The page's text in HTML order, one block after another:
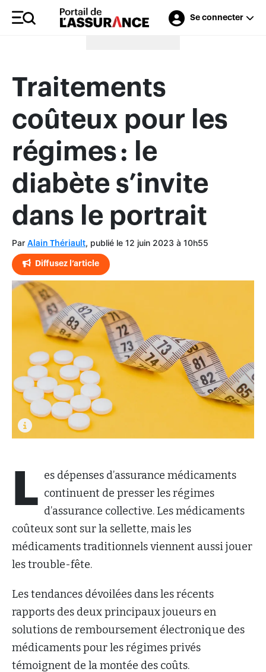
Se connecter
Merci à nos annonceurs
Traitements
coûteux pour les
régimes : le
diabète s’invite
dans le portrait
Par Alain Thériault, publié le 12 juin 2023 à 10h55
Diffusez l’article
L es dépenses d’assurance médicaments
continuent de presser les régimes
d’assurance collective. Les médicaments
coûteux sont sur la sellette, mais les
médicaments traditionnels viennent aussi jouer
les trouble-fête.
Les tendances dévoilées dans les récents
rapports des deux principaux joueurs en
solutions de remboursement électronique des
médicaments pour les régimes privés
témoignent de la montée des coûts.